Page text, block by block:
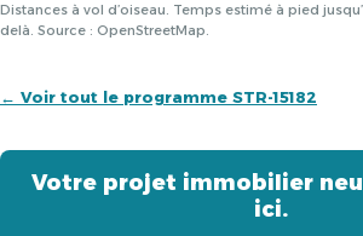
Distances à vol d’oiseau. Temps estimé à pied
delà. Source : OpenStreetMap.
← Voir tout le programme STR-15182
Votre projet immobilier
ici.